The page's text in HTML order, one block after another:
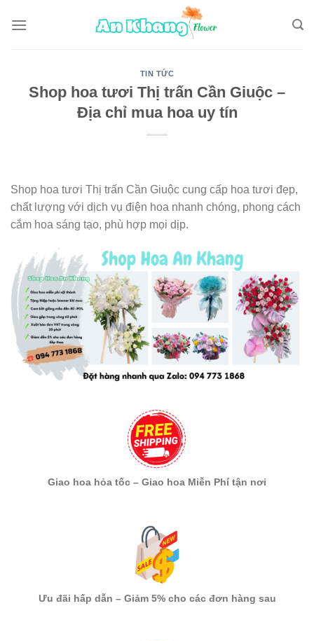
TIN TỨC
Shop hoa tươi Thị trấn Cần Giuộc –
Địa chỉ mua hoa uy tín
Shop hoa tươi Thị trấn Cần Giuộc cung cấp hoa tươi đẹp,
chất lượng với dịch vụ điện hoa nhanh chóng, phong cách
cắm hoa sáng tạo, phù hợp mọi dịp.
Giao hoa hỏa tốc – Giao hoa Miễn Phí tận nơi
Ưu đãi hấp dẫn – Giảm 5% cho các đơn hàng sau